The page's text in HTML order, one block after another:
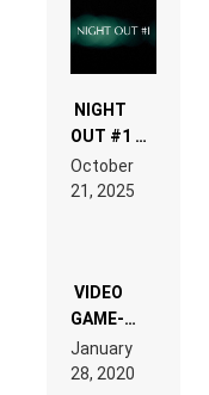
NIGHT
OUT #1 –
RDV IN
LAND:
EDM”
October
21, 2025
VIDEO
GAME-
LIKE “ON &
ON” IS AN
EXPERIENCE!
January
28, 2020